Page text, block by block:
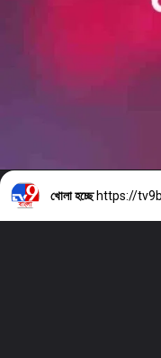
খোলা হচ্ছে https://